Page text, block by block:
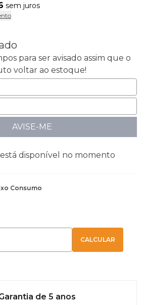
sem juros
para ser avisado assim que o
voltar ao estoque!
AVISE-ME
disponível no momento
Consumo
de 5 anos